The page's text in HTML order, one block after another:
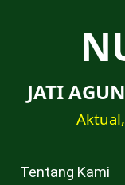
JATI
Tentang Kami